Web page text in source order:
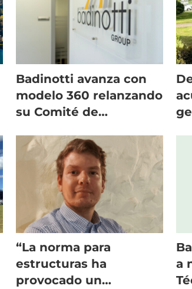
Badinotti avanza con
modelo 360 relanzando
su Comité de
Productos
“La norma para
estructuras ha
provocado un
a